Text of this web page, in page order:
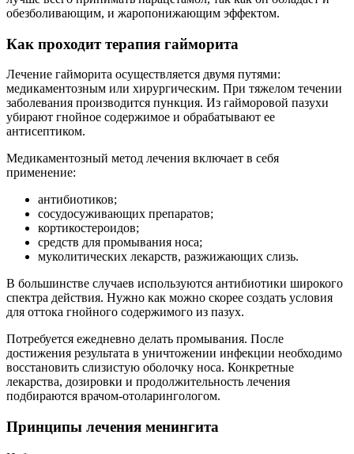
обезболивающим, и жаропонижающим эффектом.
Как проходит терапия гайморита
Лечение гайморита осуществляется двумя путями:
медикаментозным или хирургическим. При тяжелом течении
заболевания производится пункция. Из гайморовой пазухи
убирают гнойное содержимое и обрабатывают ее
антисептиком.
Медикаментозный метод лечения включает в себя
применение:
антибиотиков;
сосудосуживающих препаратов;
кортикостероидов;
средств для промывания носа;
муколитических лекарств, разжижающих слизь.
В большинстве случаев используются антибиотики широкого
спектра действия. Нужно как можно скорее создать условия
для оттока гнойного содержимого из пазух.
Потребуется ежедневно делать промывания. После
достижения результата в уничтожении инфекции необходимо
восстановить слизистую оболочку носа. Конкретные
лекарства, дозировки и продолжительность лечения
подбираются врачом-отоларингологом.
Принципы лечения менингита